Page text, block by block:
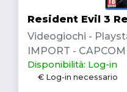
Resident Evil 3
Videogiochi -
IMPORT - CAPCOM
Disponibilità: Log-in
€ Log-in necessario